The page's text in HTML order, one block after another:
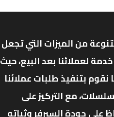
من الميزات التي تجعل
لعملائنا بعد البيع، حيث
بتنفيذ طلبات عملائنا
مع التركيز على
على جودة السيرفر وثباته